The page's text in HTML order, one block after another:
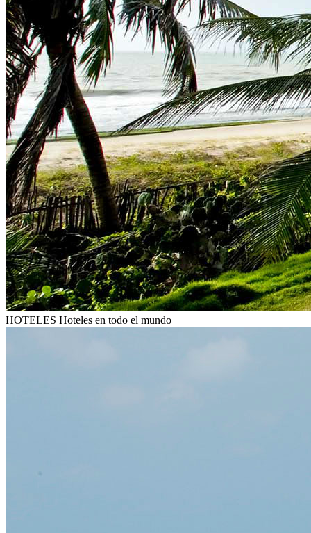
HOTELES Hoteles en todo el mundo